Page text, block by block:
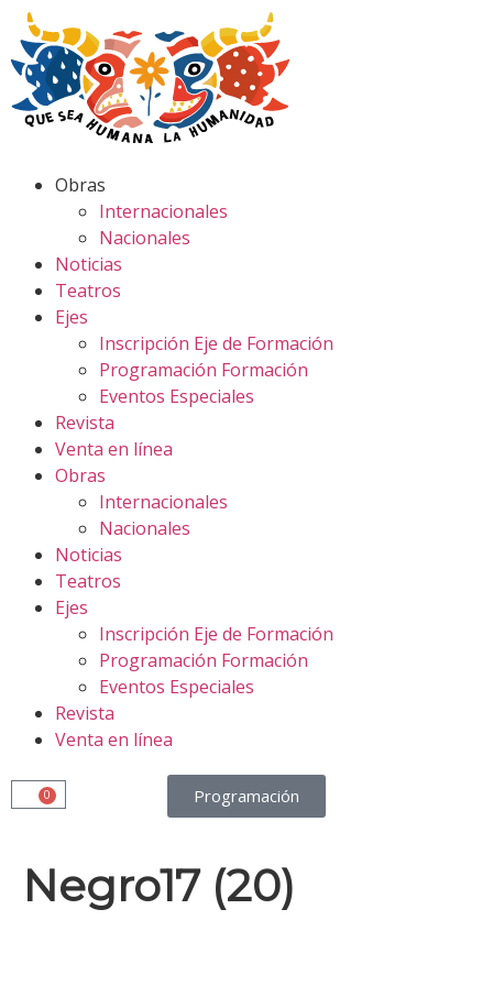
Obras
Internacionales
Nacionales
Noticias
Teatros
Ejes
Inscripción Eje de Formación
Programación Formación
Eventos Especiales
Revista
Venta en línea
Obras
Internacionales
Nacionales
Noticias
Teatros
Ejes
Inscripción Eje de Formación
Programación Formación
Eventos Especiales
Revista
Venta en línea
Programación
0
Negro17 (20)